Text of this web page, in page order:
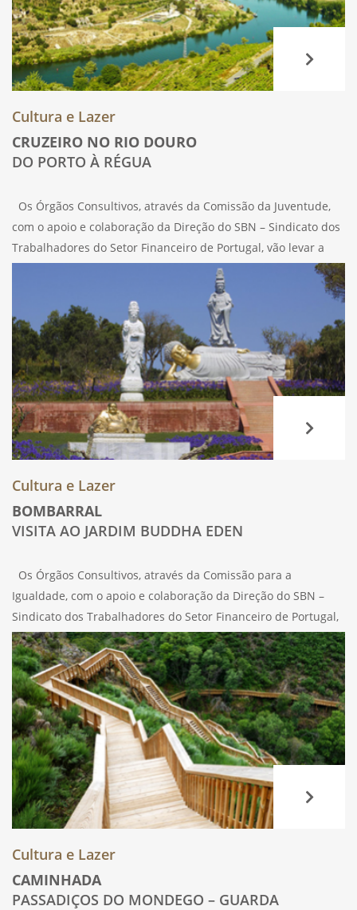
Cultura e Lazer
CRUZEIRO NO RIO DOURO
DO PORTO À RÉGUA
Os Órgãos Consultivos, através da Comissão da Juventude,
com o apoio e colaboração da Direção do SBN – Sindicato dos
Trabalhadores do Setor Financeiro de Portugal, vão levar a
efeito, no próximo dia 30 de maio de 2023, terça-feira,
Cultura e Lazer
BOMBARRAL
VISITA AO JARDIM BUDDHA EDEN
Os Órgãos Consultivos, através da Comissão para a
Igualdade, com o apoio e colaboração da Direção do SBN –
Sindicato dos Trabalhadores do Setor Financeiro de Portugal,
no próximo dia 15 de julho de 2023, sábado, em IV edição,
Cultura e Lazer
CAMINHADA
PASSADIÇOS DO MONDEGO – GUARDA